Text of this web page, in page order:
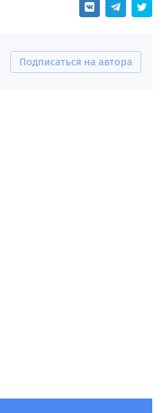
Подписаться на автора